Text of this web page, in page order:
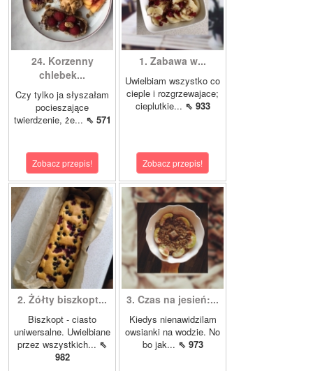
24. Korzenny
chlebek...
Czy tylko ja słyszałam
pocieszające
twierdzenie, że... ⇖ 571
Zobacz przepis!
1. Zabawa w...
Uwielbiam wszystko co
cieple i rozgrzewajace;
cieplutkie... ⇖ 933
Zobacz przepis!
2. Żółty biszkopt...
Biszkopt - ciasto
uniwersalne. Uwielbiane
przez wszystkich... ⇖
982
3. Czas na jesień:...
Kiedys nienawidzilam
owsianki na wodzie. No
bo jak... ⇖ 973